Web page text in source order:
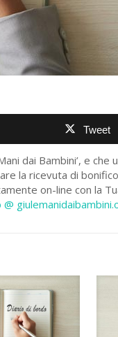
Tweet
dai Bambini’, e
la ricevuta di
on-line con la
@